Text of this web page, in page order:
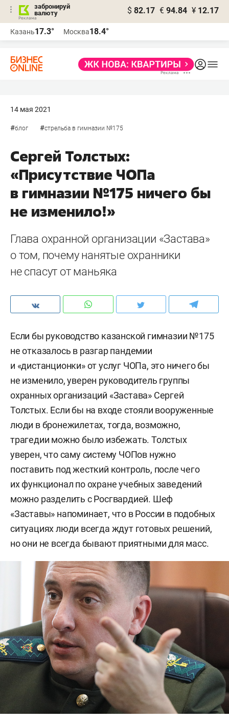
забронируй
валюту
$ 82.17 € 94.84 ¥ 12.17
Казань17.3° Москва18.4°
14 мая 2021
#блог #стрельба в гимназии №175
Сергей Толстых:
«Присутствие ЧОПа
в гимназии №175 ничего бы
не изменило!»
Глава охранной организации «Застава»
о том, почему нанятые охранники
не спасут от маньяка
Если бы руководство казанской гимназии №175
не отказалось в разгар пандемии
и «дистанционки» от услуг ЧОПа, это ничего бы
не изменило, уверен руководитель группы
охранных организаций «Застава» Сергей
Толстых. Если бы на входе стояли вооруженные
люди в бронежилетах, тогда, возможно,
трагедии можно было избежать. Толстых
уверен, что саму систему ЧОПов нужно
поставить под жесткий контроль, после чего
их функционал по охране учебных заведений
можно разделить с Росгвардией. Шеф
«Заставы» напоминает, что в России в подобных
ситуациях люди всегда ждут готовых решений,
но они не всегда бывают приятными для масс.